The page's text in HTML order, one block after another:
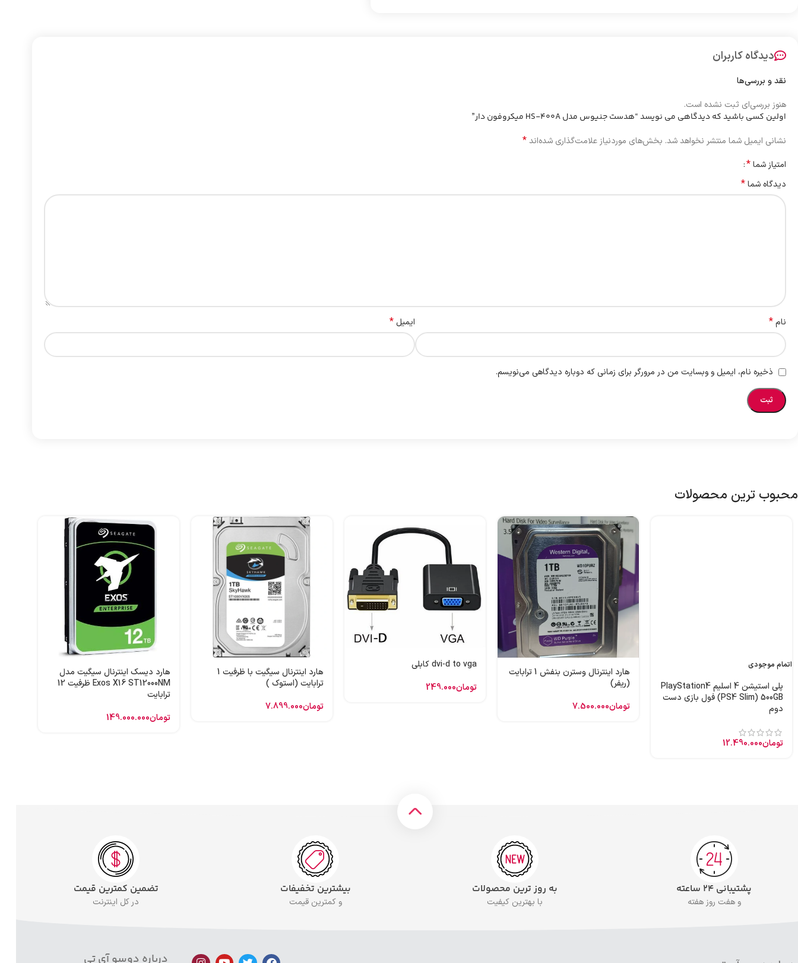
دیدگاه کاربران
نقد و بررسی‌ها
هنوز بررسی‌ای ثبت نشده است.
اولین کسی باشید که دیدگاهی می نویسد “هدست جنیوس مدل HS-400A میکروفون دار”
نشانی ایمیل شما منتشر نخواهد شد. بخش‌های موردنیاز علامت‌گذاری شده‌اند*
امتیاز شما*
دیدگاه شما*
نام* ایمیل *
ذخیره نام، ایمیل و وبسایت من در مرورگر برای زمانی که دوباره دیدگاهی می‌نویسم.
محبوب ترین محصولات
اتمام موجودی
پلی استیشن 4 اسلیم PlayStation4
(PS4 Slim) 500GB فول بازی دست
دوم
تومان12.490.000
هارد اینترنال وسترن بنفش 1 ترابایت
(ریفر)
تومان7.500.000
dvi-d to vga کابلی
تومان249.000
هارد اینترنال سیگیت با ظرفیت 1
ترابایت (استوک )
تومان7.899.000
هارد دیسک اینترنال سیگیت مدل
Exos X16 ST12000NM ظرفیت 12
ترابایت
تومان149.000.000
پشتیبانی ۲۴ ساعته
و هفت روز هفته
به روز ترین محصولات
با بهترین کیفیت
بیشترین تخفیفات
و کمترین قیمت
تضمین کمترین قیمت
در کل اینترنت
درباره دوسو آی تی